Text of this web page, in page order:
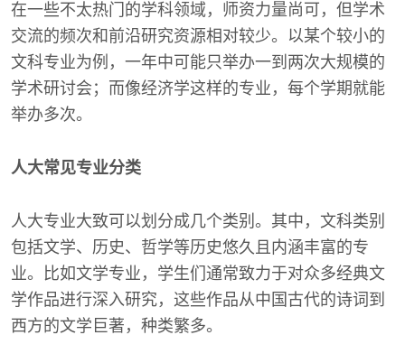
在一些不太热门的学科领域，师资力量尚可，但学术
交流的频次和前沿研究资源相对较少。以某个较小的
文科专业为例，一年中可能只举办一到两次大规模的
学术研讨会；而像经济学这样的专业，每个学期就能
举办多次。
人大常见专业分类
人大专业大致可以划分成几个类别。其中，文科类别
包括文学、历史、哲学等历史悠久且内涵丰富的专
业。比如文学专业，学生们通常致力于对众多经典文
学作品进行深入研究，这些作品从中国古代的诗词到
西方的文学巨著，种类繁多。